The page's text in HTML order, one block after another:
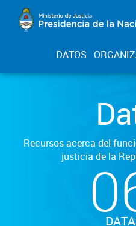
DATOS
Recursos acerca del
justicia de la